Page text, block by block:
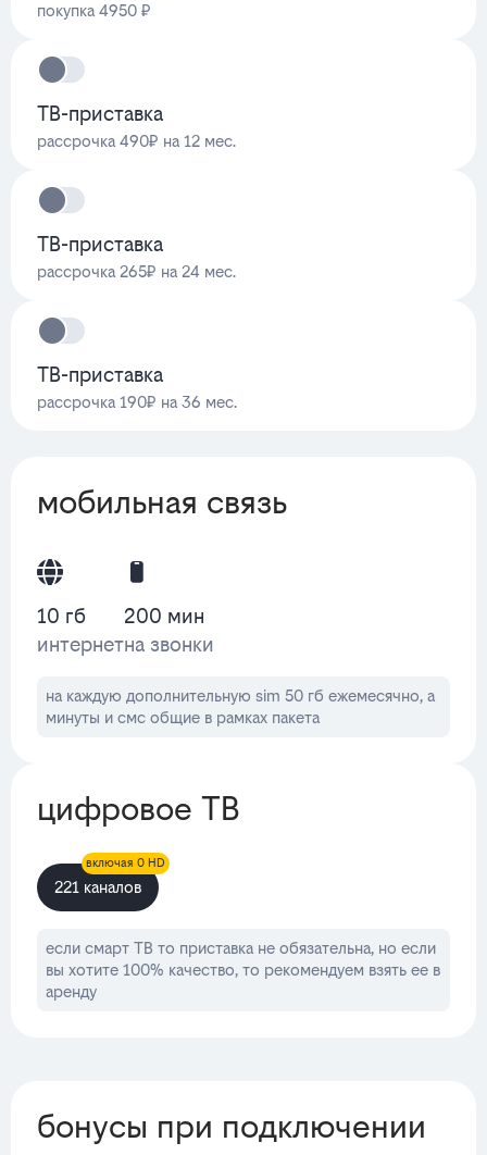
покупка 4950 ₽
ТВ-приставка
рассрочка 490₽ на 12 мес.
ТВ-приставка
рассрочка 265₽ на 24 мес.
ТВ-приставка
рассрочка 190₽ на 36 мес.
мобильная связь
10 гб
интернет
200 мин
на звонки
на каждую дополнительную sim 50 гб ежемесячно, а
минуты и смс общие в рамках пакета
цифровое ТВ
221 каналов
включая 0 HD
если смарт ТВ то приставка не обязательна, но если
вы хотите 100% качество, то рекомендуем взять ее в
аренду
бонусы при подключении